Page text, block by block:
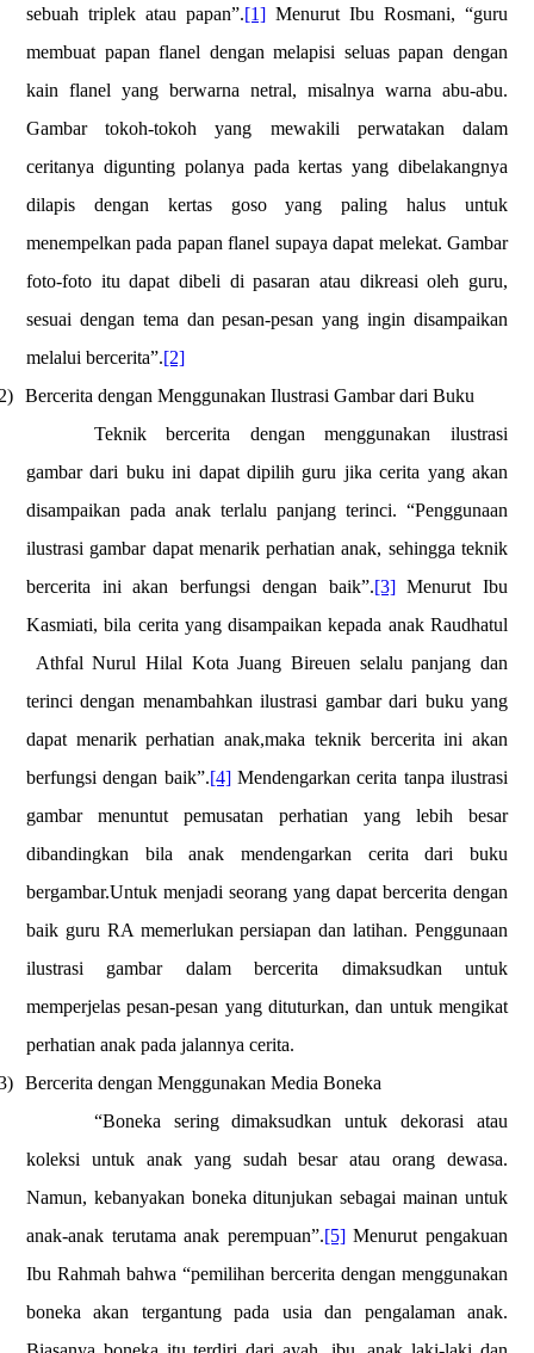
sebuah triplek atau papan”.[1] Menurut Ibu Rosmani, “guru
membuat papan flanel dengan melapisi seluas papan dengan
kain flanel yang berwarna netral, misalnya warna abu-abu.
Gambar tokoh-tokoh yang mewakili perwatakan dalam
ceritanya digunting polanya pada kertas yang dibelakangnya
dilapis dengan kertas goso yang paling halus untuk
menempelkan pada papan flanel supaya dapat melekat. Gambar
foto-foto itu dapat dibeli di pasaran atau dikreasi oleh guru,
sesuai dengan tema dan pesan-pesan yang ingin disampaikan
melalui bercerita”.[2]
Bercerita dengan Menggunakan Ilustrasi Gambar dari Buku
Teknik bercerita dengan menggunakan ilustrasi
gambar dari buku ini dapat dipilih guru jika cerita yang akan
disampaikan pada anak terlalu panjang terinci. “Penggunaan
ilustrasi gambar dapat menarik perhatian anak, sehingga teknik
bercerita ini akan berfungsi dengan baik”.[3]Menurut Ibu
Kasmiati, bila cerita yang disampaikan kepada anak Raudhatul
Athfal Nurul Hilal Kota Juang Bireuen selalu panjang dan
terinci dengan menambahkan ilustrasi gambar dari buku yang
dapat menarik perhatian anak,maka teknik bercerita ini akan
berfungsi dengan baik”.[4]Mendengarkan cerita tanpa ilustrasi
gambar menuntut pemusatan perhatian yang lebih besar
dibandingkan bila anak mendengarkan cerita dari buku
bergambar.Untuk menjadi seorang yang dapat bercerita dengan
baik guru RA memerlukan persiapan dan latihan. Penggunaan
ilustrasi gambar dalam bercerita dimaksudkan untuk
memperjelas pesan-pesan yang dituturkan, dan untuk mengikat
perhatian anak pada jalannya cerita.
Bercerita dengan Menggunakan Media Boneka
“Boneka sering dimaksudkan untuk dekorasi atau
koleksi untuk anak yang sudah besar atau orang dewasa.
Namun, kebanyakan boneka ditunjukan sebagai mainan untuk
anak-anak terutama anak perempuan”.[5]Menurut pengakuan
Ibu Rahmah bahwa “pemilihan bercerita dengan menggunakan
boneka akan tergantung pada usia dan pengalaman anak.